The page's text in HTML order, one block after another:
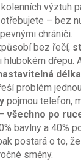
výztuh
– bez
chrániči.
bez řečí,
dřepu.
problém
pojmou telefon,
všechno po
bavlny a 40%
postará o to,
směny.